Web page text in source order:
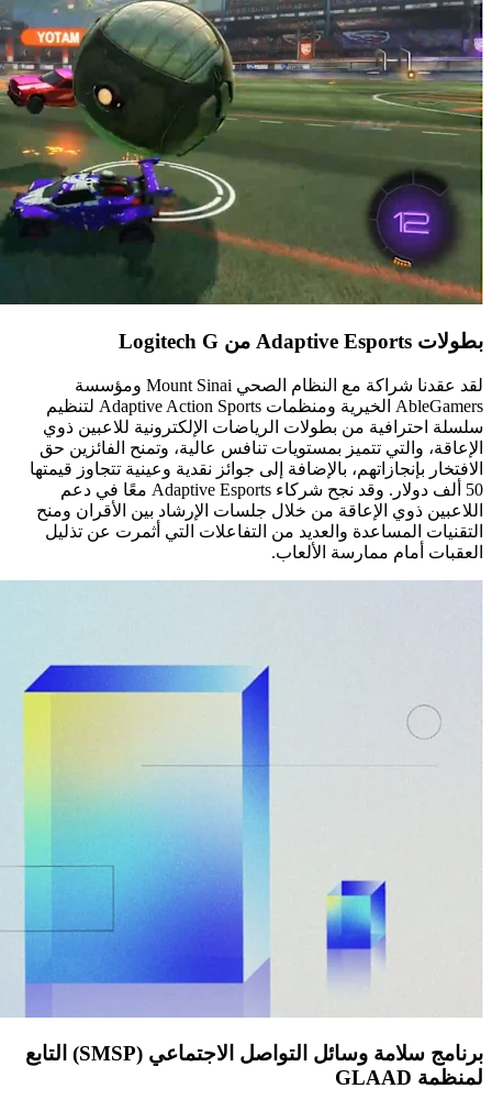
بطولات Adaptive Esports من Logitech G
لقد عقدنا شراكة مع النظام الصحي Mount Sinai ومؤسسة
AbleGamers الخيرية ومنظمات Adaptive Action Sports لتنظيم
سلسلة احترافية من بطولات الرياضات الإلكترونية للاعبين ذوي
الإعاقة، والتي تتميز بمستويات تنافس عالية، وتمنح الفائزين حق
الافتخار بإنجازاتهم، بالإضافة إلى جوائز نقدية وعينية تتجاوز قيمتها
50 ألف دولار. وقد نجح شركاء Adaptive Esports معًا في دعم
اللاعبين ذوي الإعاقة من خلال جلسات الإرشاد بين الأقران ومنح
التقنيات المساعدة والعديد من التفاعلات التي أثمرت عن تذليل
العقبات أمام ممارسة الألعاب.
برنامج سلامة وسائل التواصل الاجتماعي (SMSP) التابع
لمنظمة GLAAD